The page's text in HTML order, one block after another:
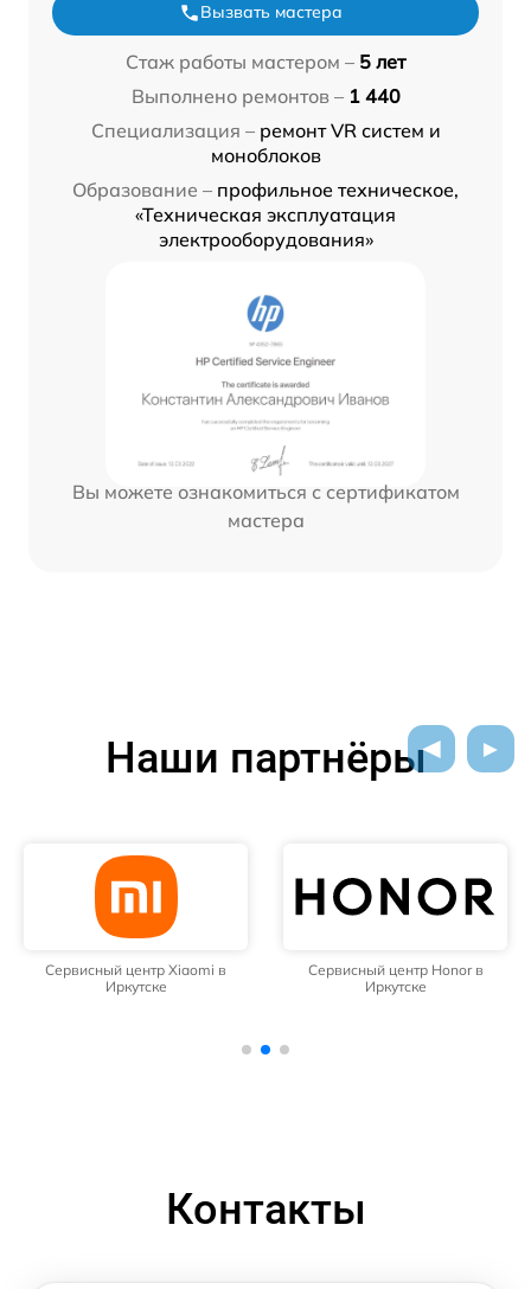
Вызвать мастера
Стаж работы мастером – 5 лет
Выполнено ремонтов – 1 440
Специализация – ремонт VR систем и
моноблоков
Образование – профильное техническое,
«Техническая эксплуатация
электрооборудования»
Вы можете ознакомиться с сертификатом
мастера
Наши партнёры
Сервисный центр Xiaomi в
Иркутске
Сервисный центр Honor в
Иркутске
Контакты